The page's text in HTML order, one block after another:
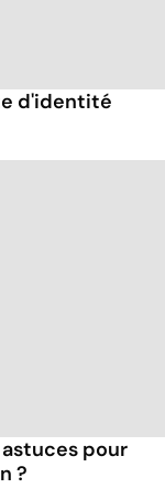
d'identité
pour
?